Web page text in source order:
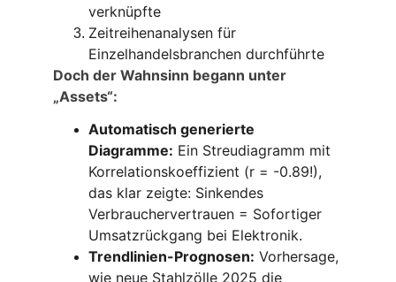
verknüpfte
Zeitreihenanalysen für
Einzelhandelsbranchen durchführte
Doch der Wahnsinn begann unter
„Assets“:
Automatisch generierte
Diagramme: Ein Streudiagramm mit
Korrelationskoeffizient (r = -0.89!),
das klar zeigte: Sinkendes
Verbrauchervertrauen = Sofortiger
Umsatzrückgang bei Elektronik.
Trendlinien-Prognosen: Vorhersage,
wie neue Stahlzölle 2025 die